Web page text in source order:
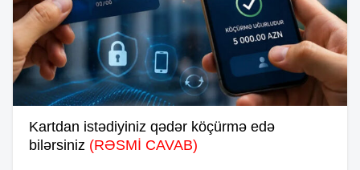
Kartdan istədiyiniz qədər köçürmə edə
bilərsiniz (RƏSMİ CAVAB)